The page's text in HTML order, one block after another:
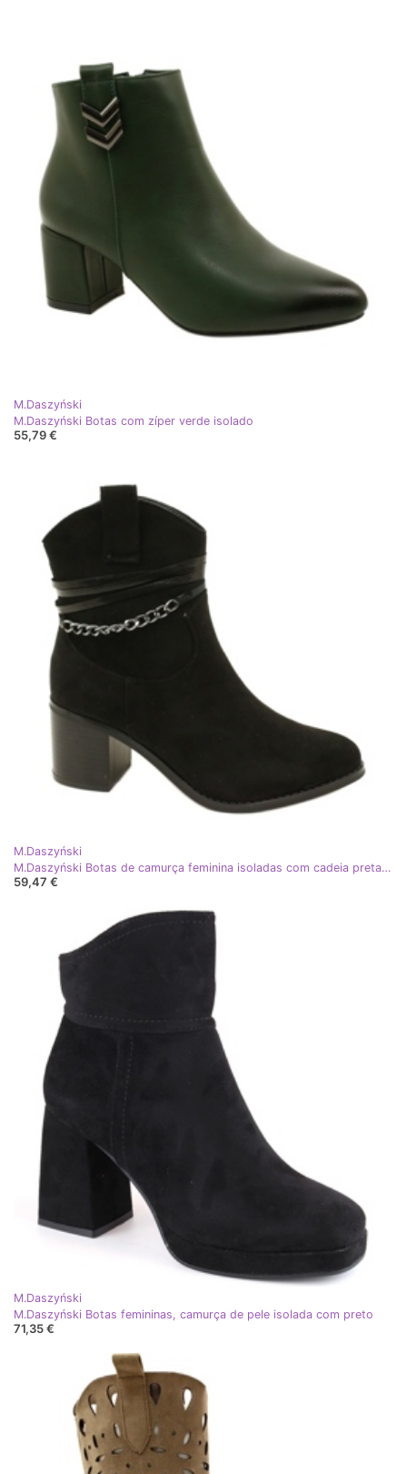
M.Daszyński
M.Daszyński Botas com zíper verde isolado
55,79 €
M.Daszyński
M.Daszyński Botas de camurça feminina isoladas com cadeia preta preto
59,47 €
M.Daszyński
M.Daszyński Botas femininas, camurça de pele isolada com preto
71,35 €